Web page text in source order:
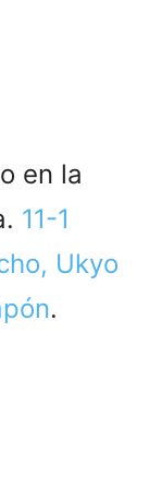
en la
11-1
Ukyo
.